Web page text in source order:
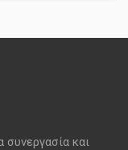
συνεργασία και